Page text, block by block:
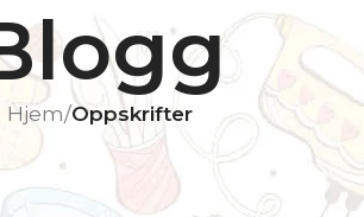
Hjem/Oppskrifter
alkohol)